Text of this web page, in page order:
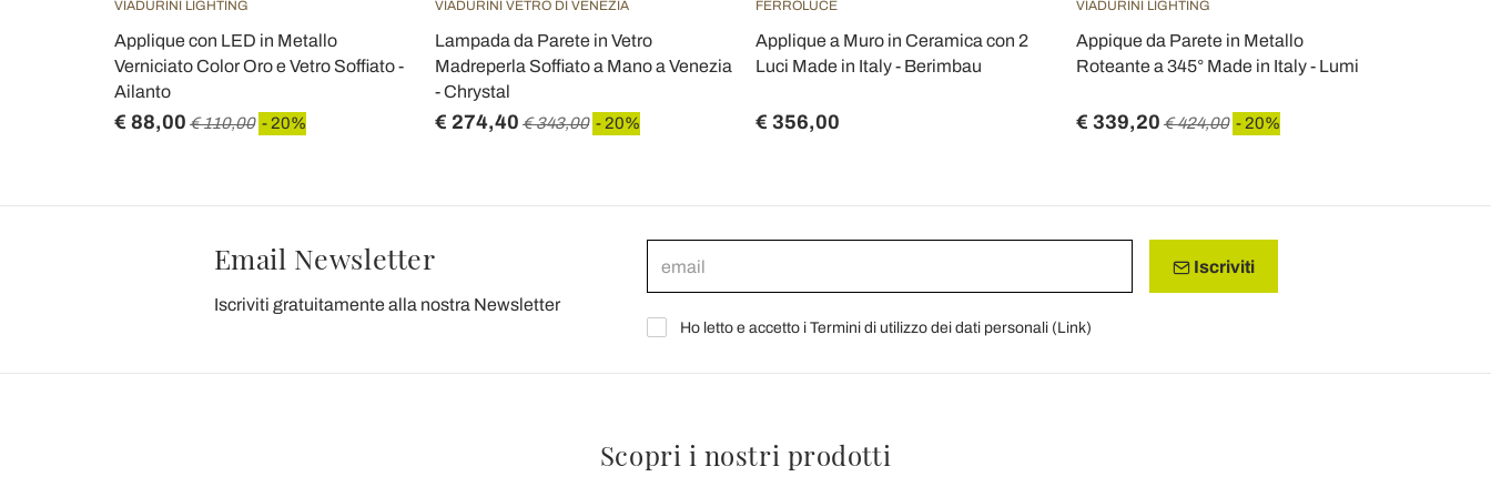
VIADURINI LIGHTING
Applique con LED in Metallo
Verniciato Color Oro e Vetro Soffiato -
Ailanto
€ 88,00 € 110,00 - 20%
VIADURINI VETRO DI VENEZIA
Lampada da Parete in Vetro
Madreperla Soffiato a Mano a Venezia
- Chrystal
€ 274,40 € 343,00 - 20%
FERROLUCE
Applique a Muro in Ceramica con 2
Luci Made in Italy - Berimbau
€ 356,00
VIADURINI LIGHTING
Appique da Parete in Metallo
Roteante a 345° Made in Italy - Lumi
€ 339,20 € 424,00 - 20%
Email Newsletter
Iscriviti gratuitamente alla nostra Newsletter
Iscriviti
Ho letto e accetto i Termini di utilizzo dei dati personali (Link)
Scopri i nostri prodotti